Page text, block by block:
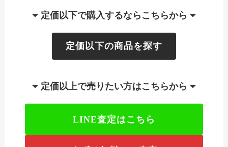
定価以下で購入するならこちらから
定価以下の商品を探す
定価以上で売りたい方はこちらから
LINE査定はこちら